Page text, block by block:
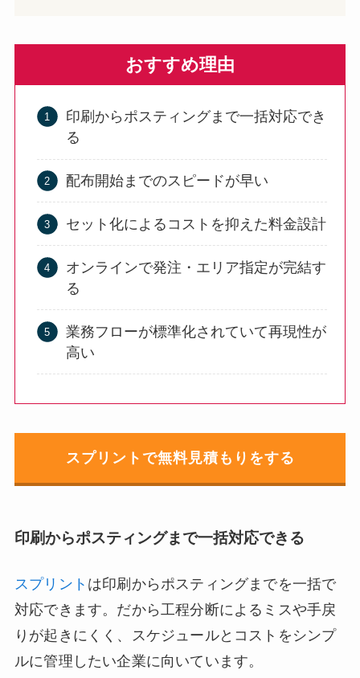
おすすめ理由
印刷からポスティングまで一括対応でき
る
配布開始までのスピードが早い
セット化によるコストを抑えた料金設計
オンラインで発注・エリア指定が完結す
る
業務フローが標準化されていて再現性が
高い
スプリントで無料見積もりをする
印刷からポスティングまで一括対応できる
スプリント は印刷からポスティングまでを一括で
対応できます。だから工程分断によるミスや手戻
りが起きにくく、スケジュールとコストをシンプ
ルに管理したい企業に向いています。